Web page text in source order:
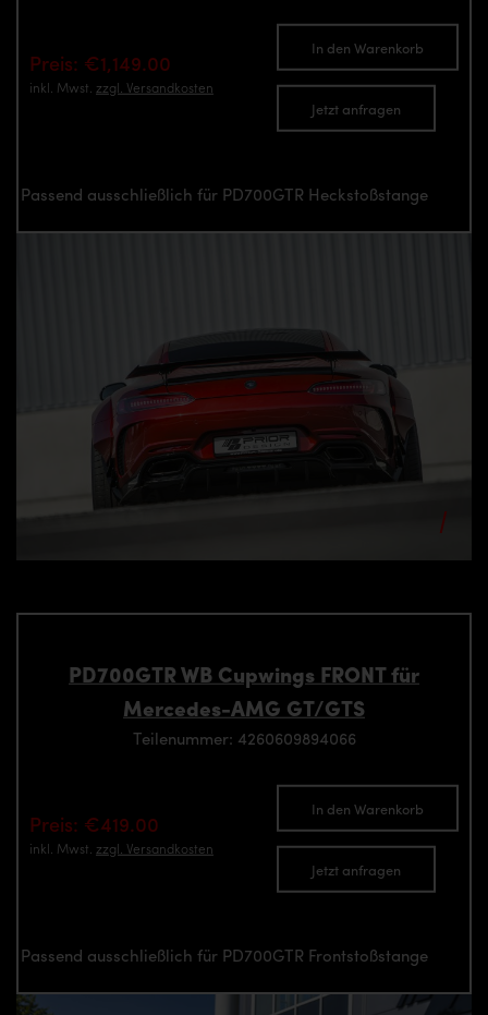
Preis: €1,149.00
inkl. Mwst. zzgl. Versandkosten
In den Warenkorb
Jetzt anfragen
Passend ausschließlich für PD700GTR Heckstoßstange
PD700GTR WB Cupwings FRONT für
Mercedes-AMG GT/GTS
Teilenummer: 4260609894066
Preis: €419.00
inkl. Mwst. zzgl. Versandkosten
In den Warenkorb
Jetzt anfragen
Passend ausschließlich für PD700GTR Frontstoßstange